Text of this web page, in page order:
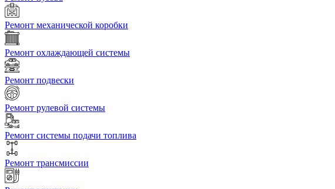
Ремонт механической коробки
Ремонт охлаждающей системы
Ремонт подвески
Ремонт рулевой системы
Ремонт системы подачи топлива
Ремонт трансмиссии